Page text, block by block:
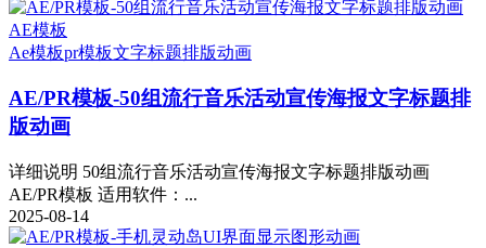
AE模板
Ae模板pr模板文字标题排版动画
AE/PR模板-50组流行音乐活动宣传海报文字标题排
版动画
详细说明 50组流行音乐活动宣传海报文字标题排版动画
AE/PR模板 适用软件：...
2025-08-14